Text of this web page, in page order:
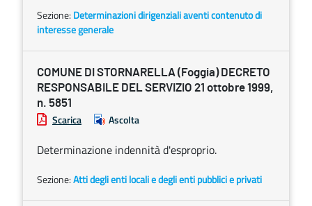
Sezione: Determinazioni dirigenziali aventi contenuto di
interesse generale
COMUNE DI STORNARELLA (Foggia) DECRETO
RESPONSABILE DEL SERVIZIO 21 ottobre 1999,
n. 5851
Scarica Ascolta
Determinazione indennità d'esproprio.
Sezione:Atti degli enti locali e degli enti pubblici e privati